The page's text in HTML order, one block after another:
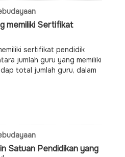
memiliki Sertifikat
sertifikat pendidik
jumlah guru yang memiliki
total jumlah guru, dalam
Satuan Pendidikan yang